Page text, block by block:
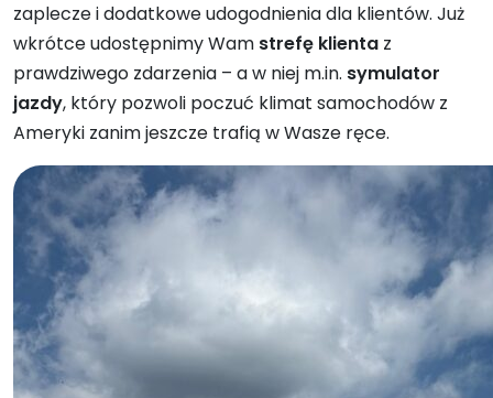
zaplecze i dodatkowe udogodnienia dla klientów. Już
wkrótce udostępnimy Wam strefę klienta z
prawdziwego zdarzenia – a w niej m.in. symulator
jazdy, który pozwoli poczuć klimat samochodów z
Ameryki zanim jeszcze trafią w Wasze ręce.